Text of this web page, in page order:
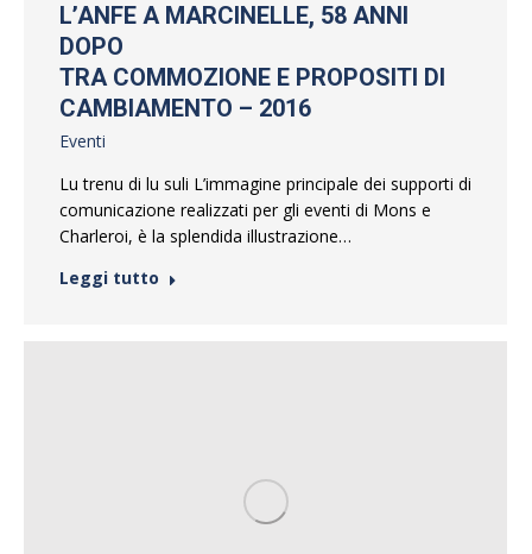
L’ANFE A MARCINELLE, 58 ANNI
DOPO
TRA COMMOZIONE E PROPOSITI DI
CAMBIAMENTO – 2016
Eventi
Lu trenu di lu suli L’immagine principale dei supporti di
comunicazione realizzati per gli eventi di Mons e
Charleroi, è la splendida illustrazione…
Leggi tutto